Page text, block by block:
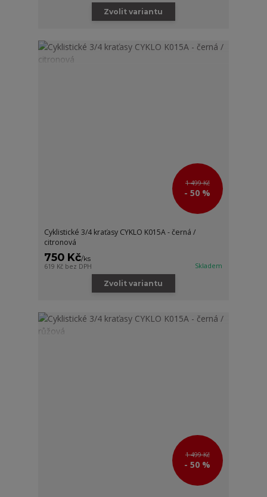
Zvolit variantu
1 499 Kč
- 50 %
Cyklistické 3/4 kraťasy CYKLO K015A - černá /
citronová
750 Kč/ks
619 Kč bez DPH Skladem
Zvolit variantu
1 499 Kč
- 50 %